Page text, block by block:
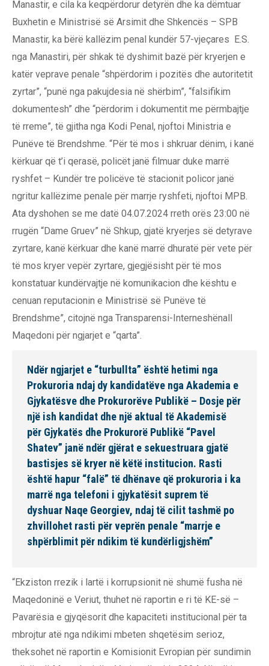
Manastir, e cila ka keqpërdorur detyrën dhe ka dëmtuar
Buxhetin e Ministrisë së Arsimit dhe Shkencës – SPB
Manastir, ka bërë kallëzim penal kundër 57-vjeçares E.S.
nga Manastiri, për shkak të dyshimit bazë për kryerjen e
katër veprave penale “shpërdorim i pozitës dhe autoritetit
zyrtar”, “punë nga pakujdesia në shërbim”, “falsifikim
dokumentesh” dhe “përdorim i dokumentit me përmbajtje
të rreme”, të gjitha nga Kodi Penal, njoftoi Ministria e
Punëve të Brendshme. “Për të mos i shkruar dënim, i kanë
kërkuar që t’i qerasë, policët janë filmuar duke marrë
ryshfet – Kundër tre policëve të stacionit policor janë
ngritur kallëzime penale për marrje ryshfeti, njoftoi MPB.
Ata dyshohen se me datë 04.07.2024 rreth orës 23:00 në
rrugën “Dame Gruev” në Shkup, gjatë kryerjes së detyrave
zyrtare, kanë kërkuar dhe kanë marrë dhuratë për vete për
të mos kryer vepër zyrtare, gjegjësisht për të mos
konstatuar kundërvajtje në komunikacion dhe kështu e
cenuan reputacionin e Ministrisë së Punëve të
Brendshme”, citojnë nga Transparensi-Interneshënall
Maqedoni për ngjarjet e “qarta”.
Ndër ngjarjet e “turbullta” është hetimi nga
Prokuroria ndaj dy kandidatëve nga Akademia e
Gjykatësve dhe Prokurorëve Publikë – Dosje për
një ish kandidat dhe një aktual të Akademisë
për Gjykatës dhe Prokurorë Publikë “Pavel
Shatev” janë ndër gjërat e sekuestruara gjatë
bastisjes së kryer në këtë institucion. Rasti
është hapur “falë” të dhënave që prokuroria i ka
marrë nga telefoni i gjykatësit suprem të
dyshuar Naqe Georgiev, ndaj të cilit tashmë po
zhvillohet rasti për veprën penale “marrje e
shpërblimit për ndikim të kundërligjshëm”
“Ekziston rrezik i lartë i korrupsionit në shumë fusha në
Maqedoninë e Veriut, thuhet në raportin e ri të KE-së –
Pavarësia e gjyqësorit dhe kapaciteti institucional për ta
mbrojtur atë nga ndikimi mbeten shqetësim serioz,
theksohet në raportin e Komisionit Evropian për sundimin